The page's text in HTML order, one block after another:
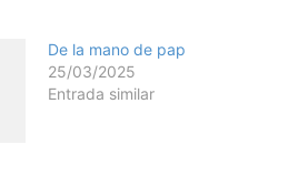
De la mano de pap
25/03/2025
Entrada similar